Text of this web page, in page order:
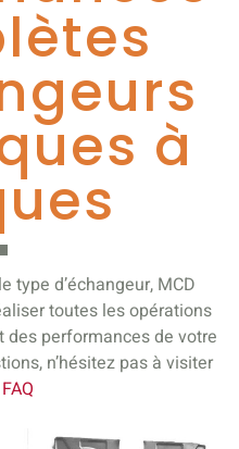
à
type d’échangeur, MCD
toutes les opérations
performances de votre
n’hésitez pas à visiter
FAQ